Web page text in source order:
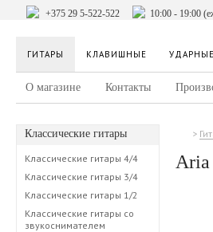
+375 29 5-522-522 10:00 - 19:00
ГИТАРЫ КЛАВИШНЫЕ УДАРНЫЕ
О магазине Контакты
Классические гитары
Классические гитары 4/4
Классические гитары 3/4
Классические гитары 1/2
Классические гитары со
звукоснимателем